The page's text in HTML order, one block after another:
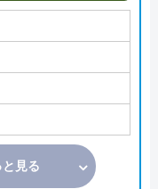
見る